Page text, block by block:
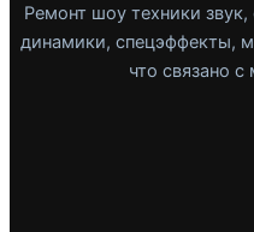
Ремонт шоу техники звук,
динамики, спецэффекты,
что связано